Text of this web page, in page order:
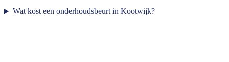
Wat kost een onderhoudsbeurt in Kootwijk?